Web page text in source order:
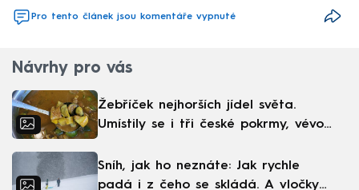
Pro tento článek jsou komentáře vypnuté
Návrhy pro vás
Žebříček nejhorších jídel světa.
Umístily se i tři české pokrmy, vévodí
Sníh, jak ho neznáte: Jak rychle
padá i z čeho se skládá. A vločky